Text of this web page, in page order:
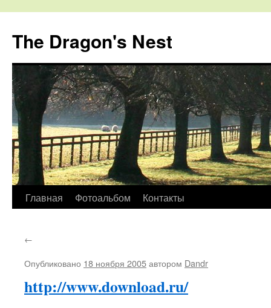
The Dragon's Nest
Перейти
содержимому
Главная Фотоальбом Контакты
←
Опубликовано 18 ноября 2005автором Dandr
http://www.download.ru/